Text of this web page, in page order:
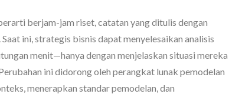
berjam-jam riset, catatan yang ditulis dengan
ini, strategis bisnis dapat menyelesaikan analisis
menit—hanya dengan menjelaskan situasi mereka
ini didorong oleh perangkat lunak pemodelan
menerapkan standar pemodelan, dan